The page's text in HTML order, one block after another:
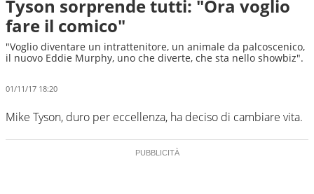
Tyson sorprende tutti: "Ora voglio
fare il comico"
"Voglio diventare un intrattenitore, un animale da palcoscenico,
il nuovo Eddie Murphy, uno che diverte, che sta nello showbiz".
01/11/17 18:20
Mike Tyson, duro per eccellenza, ha deciso di cambiare vita.